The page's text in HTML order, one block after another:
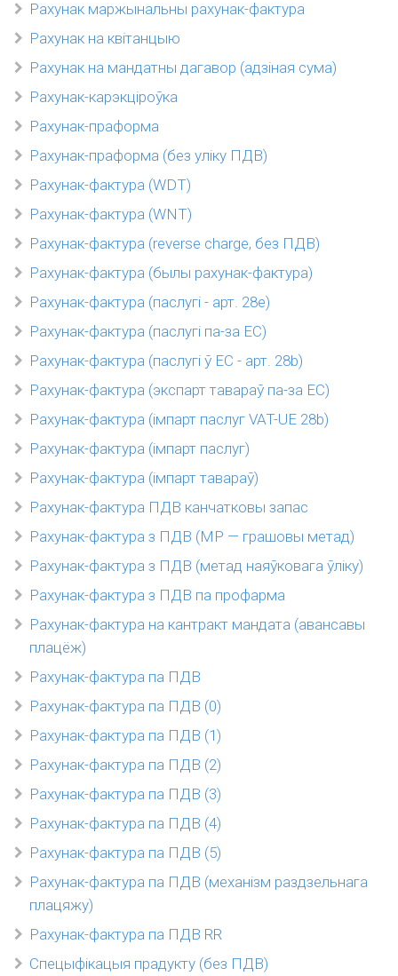
Рахунак маржынальны рахунак-фактура
Рахунак на квітанцыю
Рахунак на мандатны дагавор (адзіная сума)
Рахунак-карэкціроўка
Рахунак-праформа
Рахунак-праформа (без уліку ПДВ)
Рахунак-фактура (WDT)
Рахунак-фактура (WNT)
Рахунак-фактура (reverse charge, без ПДВ)
Рахунак-фактура (былы рахунак-фактура)
Рахунак-фактура (паслугі - арт. 28e)
Рахунак-фактура (паслугі па-за ЕС)
Рахунак-фактура (паслугі ў ЕС - арт. 28b)
Рахунак-фактура (экспарт тавараў па-за ЕС)
Рахунак-фактура (імпарт паслуг VAT-UE 28b)
Рахунак-фактура (імпарт паслуг)
Рахунак-фактура (імпарт тавараў)
Рахунак-фактура ПДВ канчатковы запас
Рахунак-фактура з ПДВ (MP — грашовы метад)
Рахунак-фактура з ПДВ (метад наяўковага ўліку)
Рахунак-фактура з ПДВ па профарма
Рахунак-фактура на кантракт мандата (авансавы
плацёж)
Рахунак-фактура па ПДВ
Рахунак-фактура па ПДВ (0)
Рахунак-фактура па ПДВ (1)
Рахунак-фактура па ПДВ (2)
Рахунак-фактура па ПДВ (3)
Рахунак-фактура па ПДВ (4)
Рахунак-фактура па ПДВ (5)
Рахунак-фактура па ПДВ (механізм раздзельнага
плацяжу)
Рахунак-фактура па ПДВ RR
Спецыфікацыя прадукту (без ПДВ)